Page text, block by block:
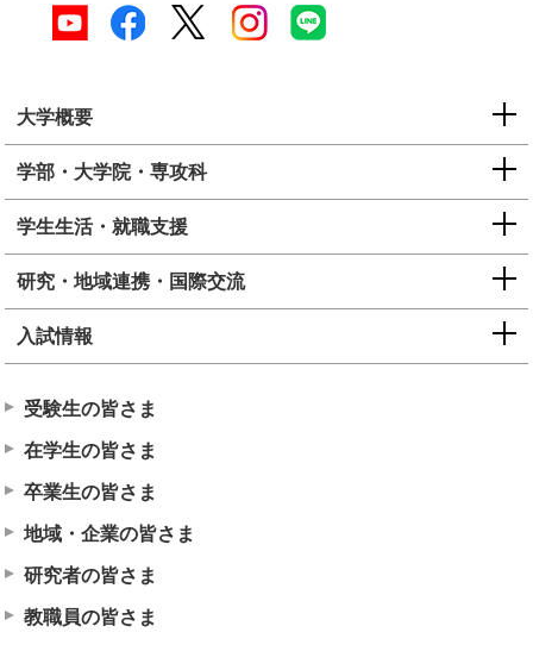
大学概要
学部・大学院・専攻科
学生生活・就職支援
研究・地域連携・国際交流
入試情報
受験生の皆さま
在学生の皆さま
卒業生の皆さま
地域・企業の皆さま
研究者の皆さま
教職員の皆さま